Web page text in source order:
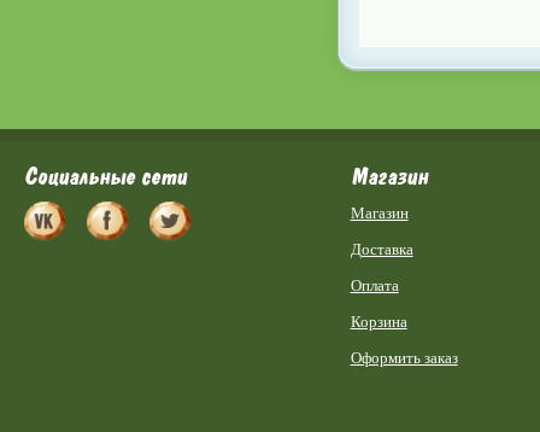
Социальные сети Магазин
Магазин
Доставка
Оплата
Корзина
Оформить заказ